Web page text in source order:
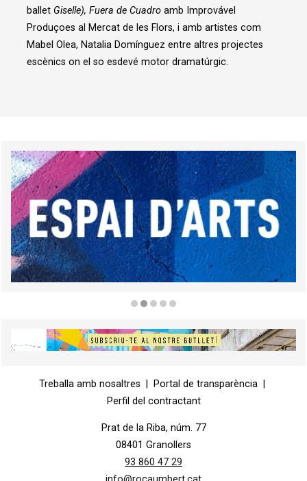
ballet Giselle), Fuera de Cuadro amb Improvável
Produçoes al Mercat de les Flors, i amb artistes com
Mabel Olea, Natalia Domínguez entre altres projectes
escènics on el so esdevé motor dramatúrgic.
Treballa amb nosaltres
Portal de transparència
Perfil del contractant
Prat de la Riba, núm. 77
08401 Granollers
93 860 47 29